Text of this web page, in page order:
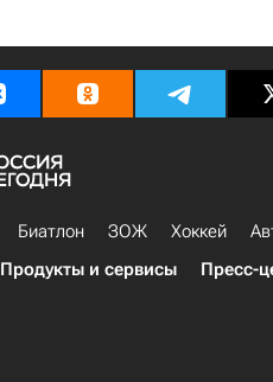
Биатлон ЗОЖ Хоккей
Продукты и сервисы Пресс-